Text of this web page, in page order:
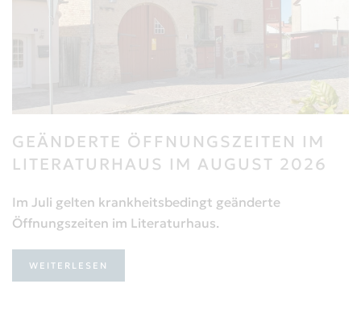
GEÄNDERTE ÖFFNUNGSZEITEN IM
LITERATURHAUS IM AUGUST 2026
Im Juli gelten krankheitsbedingt geänderte
Öffnungszeiten im Literaturhaus.
WEITERLESEN